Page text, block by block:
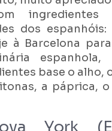
ingredientes
dos
à Barcelona
espanhola,
base o alho,
a páprica,